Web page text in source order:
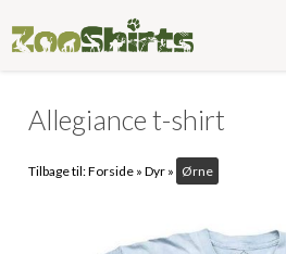
Allegiance t-shirt
Tilbage til:Forside »Dyr » Ørne